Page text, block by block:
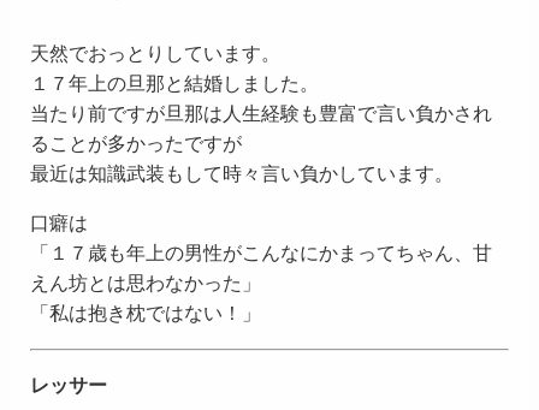
天然でおっとりしています。
１７年上の旦那と結婚しました。
当たり前ですが旦那は人生経験も豊富で言い負かされ
ることが多かったですが
最近は知識武装もして時々言い負かしています。
口癖は
「１７歳も年上の男性がこんなにかまってちゃん、甘
えん坊とは思わなかった」
「私は抱き枕ではない！」
レッサー